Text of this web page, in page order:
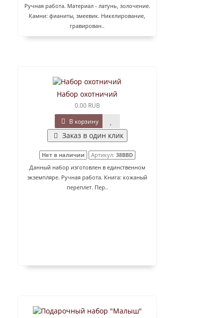
Ручная работа. Материал - латунь, золочение.
Камни: фианиты, змеевик. Никелирование,
гравирован..
Набор охотничий
0.00 RUB
В корзину
Заказ в один клик
Нет в наличии Артикул: 38BBD
Данный набор изготовлен в единственном
экземпляре. Ручная работа. Книга: кожаный
переплет. Пер..